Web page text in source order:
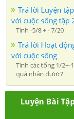
Trả lời Luyện
với cuộc sống tập
Tính -5/8 + - 7/20
Trả lời Hoạt
với cuộc sống
Tính các tổng 1/2+-
quả nhận được?
Luyện Bài